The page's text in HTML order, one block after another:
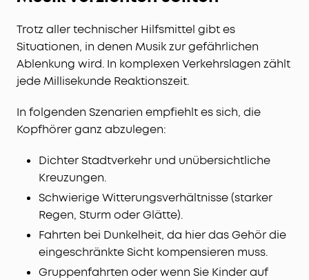
Trotz aller technischer Hilfsmittel gibt es
Situationen, in denen Musik zur gefährlichen
Ablenkung wird. In komplexen Verkehrslagen zählt
jede Millisekunde Reaktionszeit.
In folgenden Szenarien empfiehlt es sich, die
Kopfhörer ganz abzulegen:
Dichter Stadtverkehr und unübersichtliche
Kreuzungen.
Schwierige Witterungsverhältnisse (starker
Regen, Sturm oder Glätte).
Fahrten bei Dunkelheit, da hier das Gehör die
eingeschränkte Sicht kompensieren muss.
Gruppenfahrten oder wenn Sie Kinder auf